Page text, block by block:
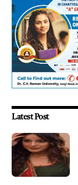
Latest Post